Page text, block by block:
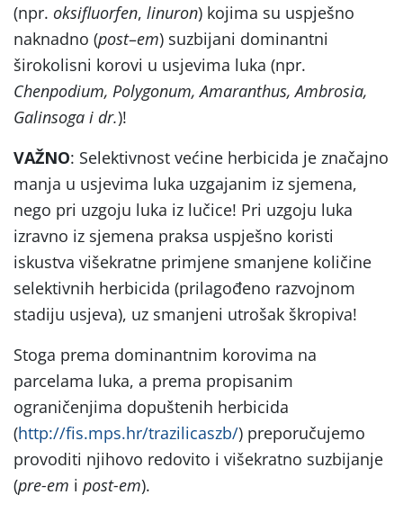
(npr. oksifluorfen, linuron) kojima su uspješno
naknadno (post–em) suzbijani dominantni
širokolisni korovi u usjevima luka (npr.
Chenpodium, Polygonum, Amaranthus, Ambrosia,
Galinsoga i dr.)!
VAŽNO: Selektivnost većine herbicida je značajno
manja u usjevima luka uzgajanim iz sjemena,
nego pri uzgoju luka iz lučice! Pri uzgoju luka
izravno iz sjemena praksa uspješno koristi
iskustva višekratne primjene smanjene količine
selektivnih herbicida (prilagođeno razvojnom
stadiju usjeva), uz smanjeni utrošak škropiva!
Stoga prema dominantnim korovima na
parcelama luka, a prema propisanim
ograničenjima dopuštenih herbicida
(http://fis.mps.hr/trazilicaszb/) preporučujemo
provoditi njihovo redovito i višekratno suzbijanje
(pre-em i post-em).